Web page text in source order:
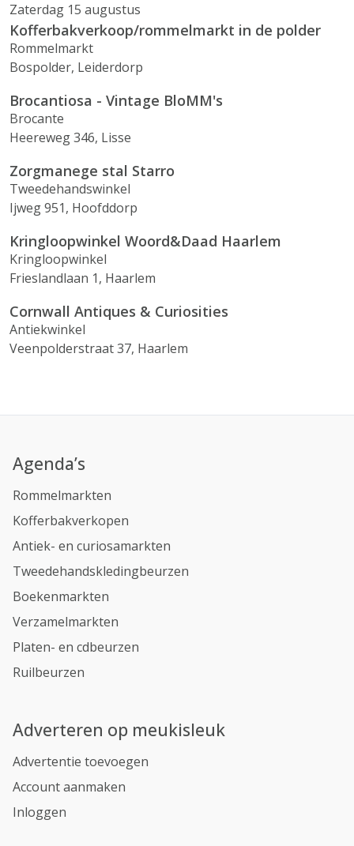
Zaterdag 15 augustus
Kofferbakverkoop/rommelmarkt in de polder
Rommelmarkt
Bospolder, Leiderdorp
Brocantiosa - Vintage BloMM's
Brocante
Heereweg 346, Lisse
Zorgmanege stal Starro
Tweedehandswinkel
Ijweg 951, Hoofddorp
Kringloopwinkel Woord&Daad Haarlem
Kringloopwinkel
Frieslandlaan 1, Haarlem
Cornwall Antiques & Curiosities
Antiekwinkel
Veenpolderstraat 37, Haarlem
Agenda’s
Rommelmarkten
Kofferbakverkopen
Antiek- en curiosamarkten
Tweedehandskledingbeurzen
Boekenmarkten
Verzamelmarkten
Platen- en cdbeurzen
Ruilbeurzen
Adverteren op meukisleuk
Advertentie toevoegen
Account aanmaken
Inloggen